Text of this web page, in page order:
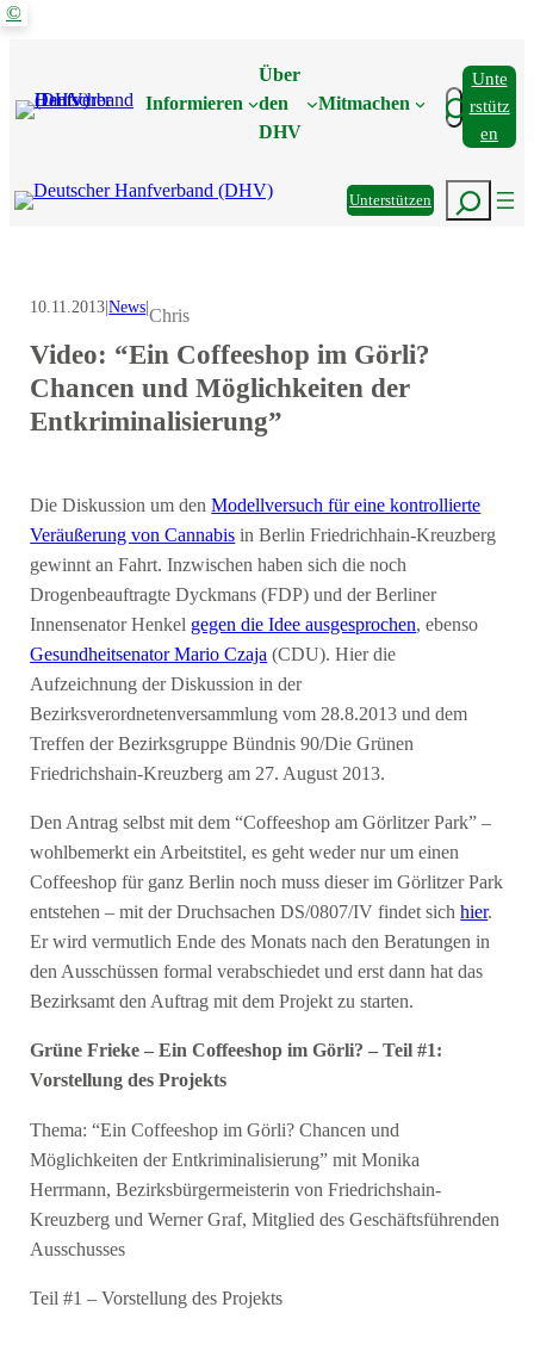
Zum
Informieren
Über
den
DHV
Mitmachen Suchen
Unte
Rstütz
En
UnterstützenSuchen
©
10.11.2013|News|Chris
Video: “Ein Coffeeshop im Görli?
Chancen und Möglichkeiten der
Entkriminalisierung”
Die Diskussion um denModellversuch für eine kontrollierte
Veräußerung von Cannabis in Berlin Friedrichhain-Kreuzberg
gewinnt an Fahrt. Inzwischen haben sich die noch
Drogenbeauftragte Dyckmans (FDP) und der Berliner
Innensenator Henkel gegen die Idee ausgesprochen, ebenso
Gesundheitsenator Mario Czaja (CDU). Hier die
Aufzeichnung der Diskussion in der
Bezirksverordnetenversammlung vom 28.8.2013 und dem
Treffen der Bezirksgruppe Bündnis 90/Die Grünen
Friedrichshain-Kreuzberg am 27. August 2013.
Den Antrag selbst mit dem “Coffeeshop am Görlitzer Park” –
wohlbemerkt ein Arbeitstitel, es geht weder nur um einen
Coffeeshop für ganz Berlin noch muss dieser im Görlitzer Park
entstehen – mit der Druchsachen DS/0807/IV findet sichhier.
Er wird vermutlich Ende des Monats nach den Beratungen in
den Ausschüssen formal verabschiedet und erst dann hat das
Bezirksamt den Auftrag mit dem Projekt zu starten.
Grüne Frieke – Ein Coffeeshop im Görli? – Teil #1:
Vorstellung des Projekts
Thema: “Ein Coffeeshop im Görli? Chancen und
Möglichkeiten der Entkriminalisierung” mit Monika
Herrmann, Bezirksbürgermeisterin von Friedrichshain-
Kreuzberg und Werner Graf, Mitglied des Geschäftsführenden
Ausschusses
Teil #1 – Vorstellung des Projekts